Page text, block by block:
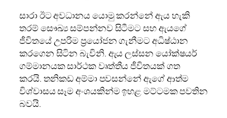
සාරා ඊට අවධානය යොමු කරන්නේ ඇය හැකි
තරම් සෞඛ්‍ය සම්පන්නව සිටීමට සහ ඇයගේ
ජීවිතයේ උපරිම ප්‍රයෝජන ගැනීමට අධිෂ්ඨාන
කරගෙන සිටින බැවිනි. ඇය ලස්සන යෝක්ෂයර්
ගම්මානයක සාර්ථක වෘත්තීය ජීවිතයක් ගත
කරයි. තනිකඩ අම්මා පවසන්නේ ඇගේ ආත්ම
විශ්වාසය සෑම අංශයකින්ම ඉහළ මට්ටමක පවතින
බවයි.